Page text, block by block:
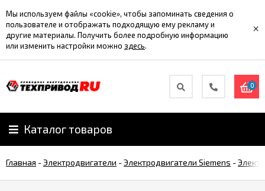
Мы используем файлы «cookie», чтобы запоминать сведения о
пользователе и отображать подходящую ему рекламу и
другие материалы. Получить более подробную информацию
или изменить настройки можно здесь.
×
0
Каталог товаров
Главная -Электродвигатели -Электродвигатели Siemens -